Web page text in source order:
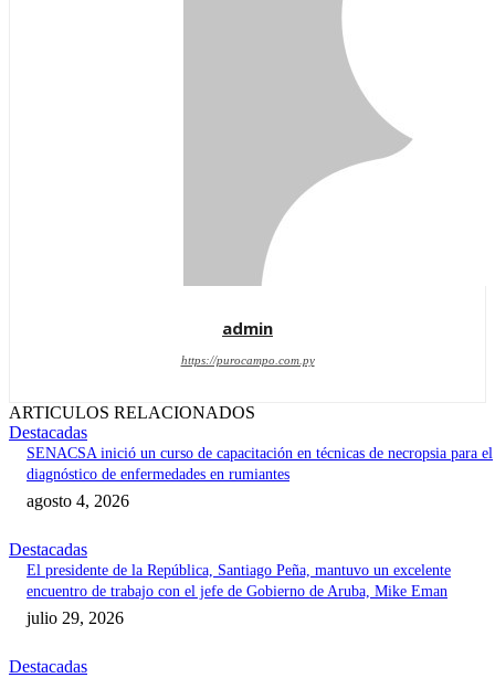
admin
https://purocampo.com.py
ARTICULOS RELACIONADOS
Destacadas
SENACSA inició un curso de capacitación en técnicas de necropsia para el
diagnóstico de enfermedades en rumiantes
agosto 4, 2026
Destacadas
El presidente de la República, Santiago Peña, mantuvo un excelente
encuentro de trabajo con el jefe de Gobierno de Aruba, Mike Eman
julio 29, 2026
Destacadas